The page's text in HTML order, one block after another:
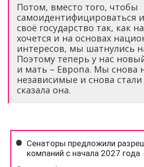
Потом, вместо того, чтобы
самоидентифицироваться
своё государство так, как
хочется и на основах
интересов, мы шатнулись
Поэтому теперь у нас
и мать – Европа. Мы снова
независимые и снова
сказала она.